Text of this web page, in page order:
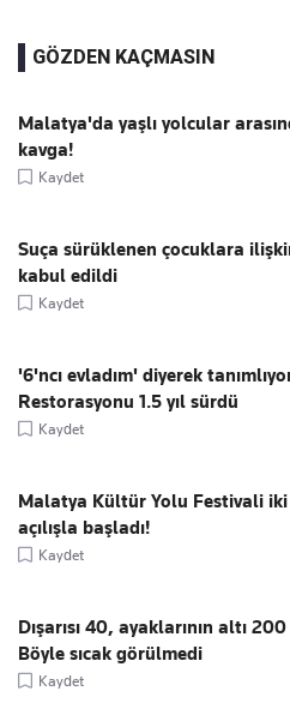
GÖZDEN KAÇMASIN
Malatya'da yaşlı yolcular
kavga!
Kaydet
Suça sürüklenen çocuklara
kabul edildi
Kaydet
'6'ncı evladım' diyerek
Restorasyonu 1.5 yıl sürdü
Kaydet
Malatya Kültür Yolu Festivali
açılışla başladı!
Kaydet
Dışarısı 40, ayaklarının altı
Böyle sıcak görülmedi
Kaydet